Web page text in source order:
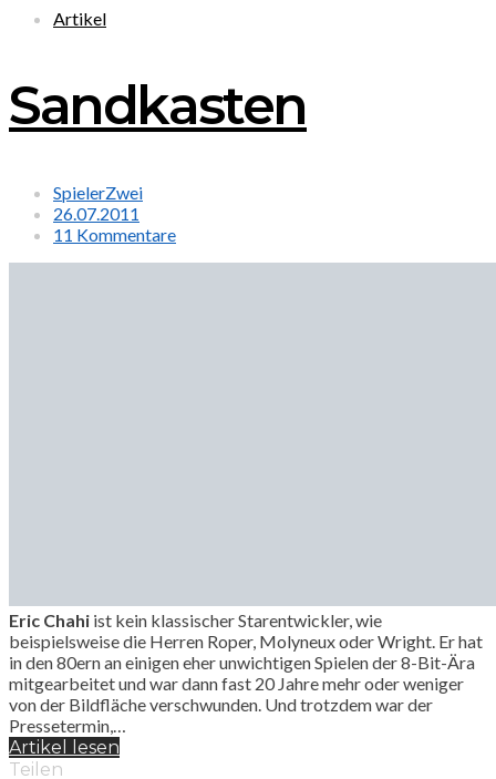
Artikel
Sandkasten
SpielerZwei
26.07.2011
11 Kommentare
Eric Chahi ist kein klassischer Starentwickler, wie
beispielsweise die Herren Roper, Molyneux oder Wright. Er hat
in den 80ern an einigen eher unwichtigen Spielen der 8-Bit-Ära
mitgearbeitet und war dann fast 20 Jahre mehr oder weniger
von der Bildfläche verschwunden. Und trotzdem war der
Pressetermin,…
Artikel lesen
Teilen